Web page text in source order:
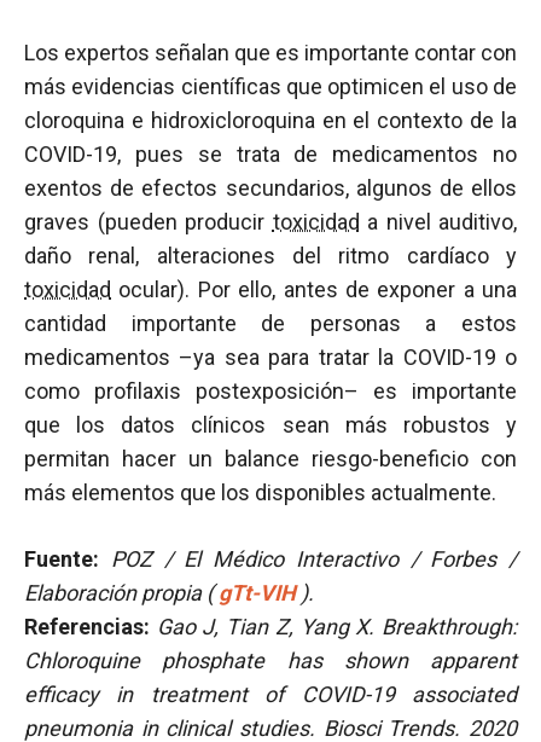
Los expertos señalan que es importante contar con
más evidencias científicas que optimicen el uso de
cloroquina e hidroxicloroquina en el contexto de la
COVID-19, pues se trata de medicamentos no
exentos de efectos secundarios, algunos de ellos
graves (pueden producir toxicidad a nivel auditivo,
daño renal, alteraciones del ritmo cardíaco y
toxicidad ocular). Por ello, antes de exponer a una
cantidad importante de personas a estos
medicamentos –ya sea para tratar la COVID-19 o
como profilaxis postexposición– es importante
que los datos clínicos sean más robustos y
permitan hacer un balance riesgo-beneficio con
más elementos que los disponibles actualmente.
Fuente: POZ / El Médico Interactivo / Forbes /
Elaboración propia ( gTt-VIH ).
Referencias: Gao J, Tian Z, Yang X. Breakthrough:
Chloroquine phosphate has shown apparent
efficacy in treatment of COVID-19 associated
pneumonia in clinical studies. Biosci Trends. 2020